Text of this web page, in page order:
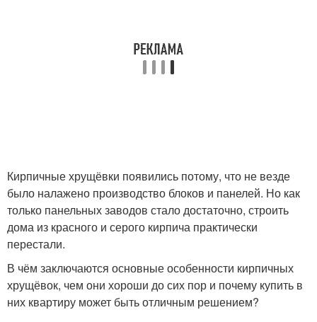
Кирпичные хрущёвки появились потому, что не везде
было налажено производство блоков и панелей. Но как
только панельных заводов стало достаточно, строить
дома из красного и серого кирпича практически
перестали.
В чём заключаются основные особенности кирпичных
хрущёвок, чем они хороши до сих пор и почему купить в
них квартиру может быть отличным решением?